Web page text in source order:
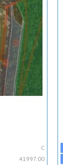
C
41997.00